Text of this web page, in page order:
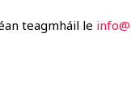
teagmháil le